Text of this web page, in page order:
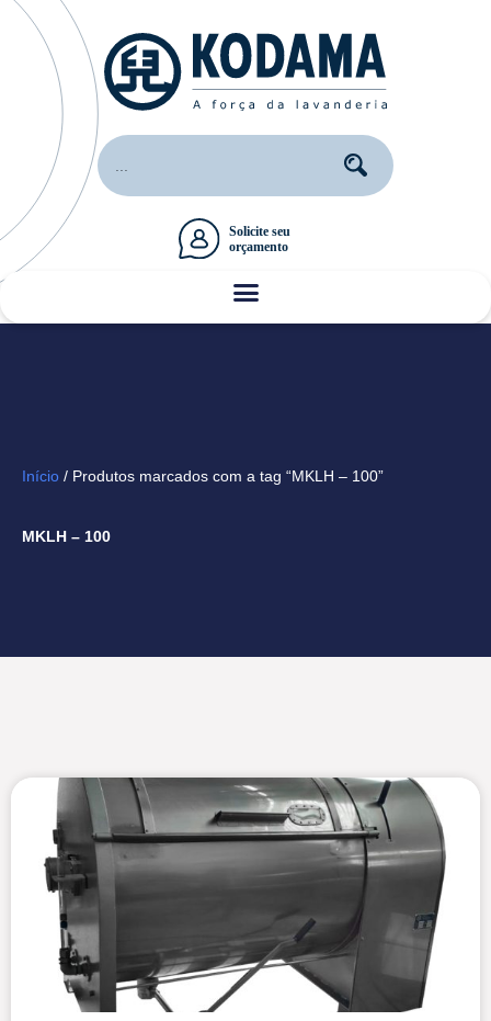
Início / Produtos marcados com a tag “MKLH – 100”
MKLH – 100